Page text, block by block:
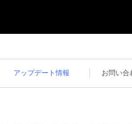
アップデート情報 お問い合